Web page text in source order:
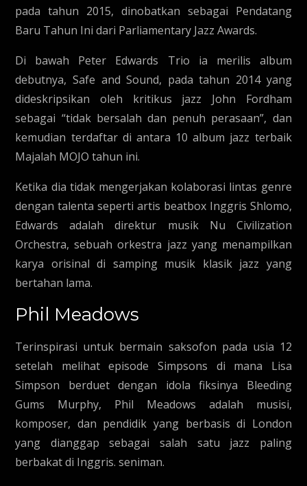
pada tahun 2015, dinobatkan sebagai Pendatang
Baru Tahun Ini dari Parliamentary Jazz Awards.
Di bawah Peter Edwards Trio ia merilis album
debutnya, Safe and Sound, pada tahun 2014 yang
dideskripsikan oleh kritikus jazz John Fordham
sebagai “tidak bersalah dan penuh perasaan”, dan
kemudian terdaftar di antara 10 album jazz terbaik
Majalah MOJO tahun ini.
Ketika dia tidak mengerjakan kolaborasi lintas genre
dengan talenta seperti artis beatbox Inggris Shlomo,
Edwards adalah direktur musik Nu Civilization
Orchestra, sebuah orkestra jazz yang menampilkan
karya orisinal di samping musik klasik jazz yang
bertahan lama.
Phil Meadows
Terinspirasi untuk bermain saksofon pada usia 12
setelah melihat episode Simpsons di mana Lisa
Simpson berduet dengan idola fiksinya Bleeding
Gums Murphy, Phil Meadows adalah musisi,
komposer, dan pendidik yang berbasis di London
yang dianggap sebagai salah satu jazz paling
berbakat di Inggris. seniman.